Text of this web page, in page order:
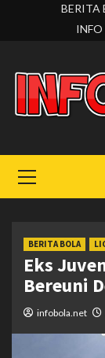
BERITA
INFO
Menu
BERITA BOLA
Eks
Bereuni
infobola.net